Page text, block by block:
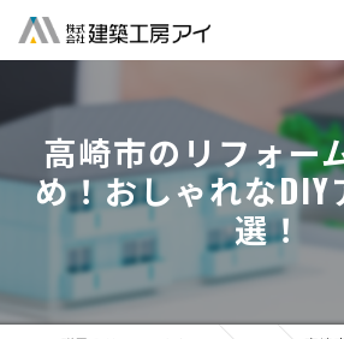
高崎市のリフォー
め！おしゃれな
選！